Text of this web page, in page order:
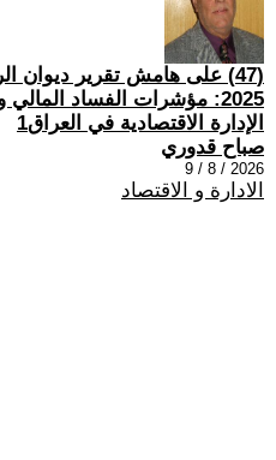
(47) على هامش تقرير ديوان
2025: مؤشرات الفساد المالي
الإدارة الاقتصادية في العراق1
صباح قدوري
2026 / 8 / 9
الادارة و الاقتصاد